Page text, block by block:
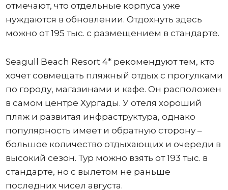
отмечают, что отдельные корпуса уже
нуждаются в обновлении. Отдохнуть здесь
можно от 195 тыс. с размещением в стандарте.
Seagull Beach Resort 4* рекомендуют тем, кто
хочет совмещать пляжный отдых с прогулками
по городу, магазинами и кафе. Он расположен
в самом центре Хургады. У отеля хороший
пляж и развитая инфраструктура, однако
популярность имеет и обратную сторону –
большое количество отдыхающих и очереди в
высокий сезон. Тур можно взять от 193 тыс. в
стандарте, но с вылетом не раньше
последних чисел августа.